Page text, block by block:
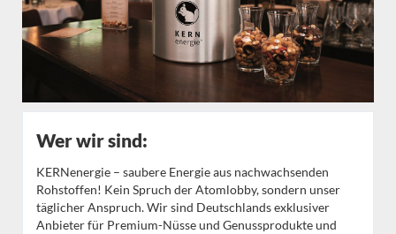
Wer wir sind:
KERNenergie – saubere Energie aus nachwachsenden
Rohstoffen! Kein Spruch der Atomlobby, sondern unser
täglicher Anspruch. Wir sind Deutschlands exklusiver
Anbieter für Premium-Nüsse und Genussprodukte und